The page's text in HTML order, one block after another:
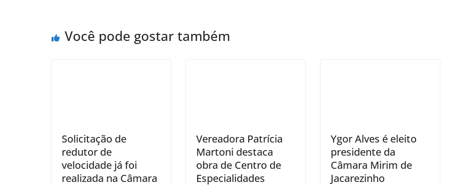
Você pode gostar também
Solicitação de
redutor de
velocidade já foi
realizada na Câmara
Vereadora Patrícia
Martoni destaca
obra de Centro de
Especialidades
Ygor Alves é eleito
presidente da
Câmara Mirim de
Jacarezinho